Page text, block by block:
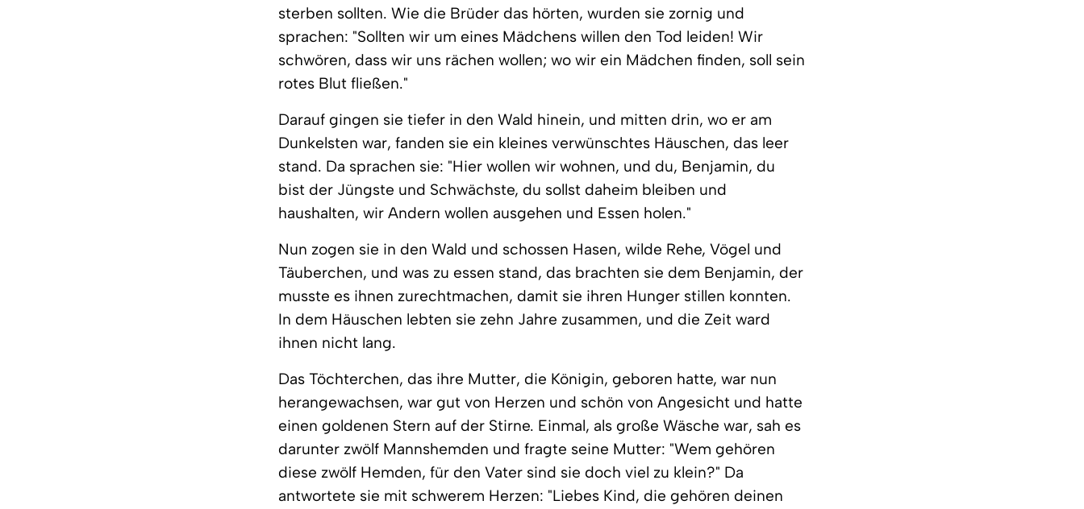
sterben sollten. Wie die Brüder das hörten, wurden sie zornig und
sprachen: "Sollten wir um eines Mädchens willen den Tod leiden! Wir
schwören, dass wir uns rächen wollen; wo wir ein Mädchen finden, soll sein
rotes Blut fließen."
Darauf gingen sie tiefer in den Wald hinein, und mitten drin, wo er am
Dunkelsten war, fanden sie ein kleines verwünschtes Häuschen, das leer
stand. Da sprachen sie: "Hier wollen wir wohnen, und du, Benjamin, du
bist der Jüngste und Schwächste, du sollst daheim bleiben und
haushalten, wir Andern wollen ausgehen und Essen holen."
Nun zogen sie in den Wald und schossen Hasen, wilde Rehe, Vögel und
Täuberchen, und was zu essen stand, das brachten sie dem Benjamin, der
musste es ihnen zurechtmachen, damit sie ihren Hunger stillen konnten.
In dem Häuschen lebten sie zehn Jahre zusammen, und die Zeit ward
ihnen nicht lang.
Das Töchterchen, das ihre Mutter, die Königin, geboren hatte, war nun
herangewachsen, war gut von Herzen und schön von Angesicht und hatte
einen goldenen Stern auf der Stirne. Einmal, als große Wäsche war, sah es
darunter zwölf Mannshemden und fragte seine Mutter: "Wem gehören
diese zwölf Hemden, für den Vater sind sie doch viel zu klein?" Da
antwortete sie mit schwerem Herzen: "Liebes Kind, die gehören deinen